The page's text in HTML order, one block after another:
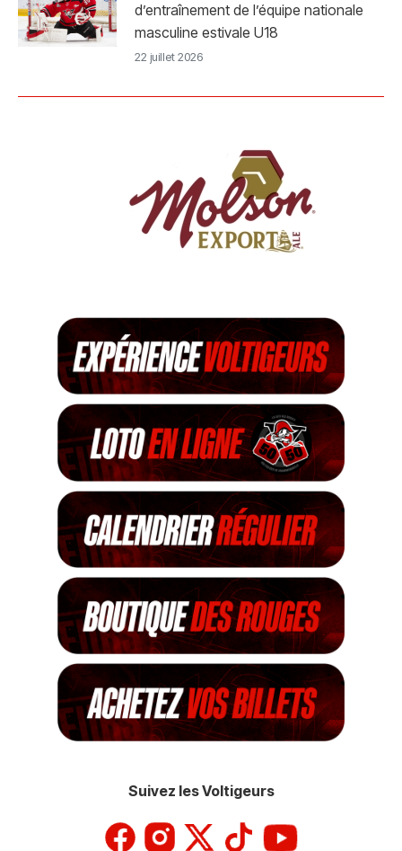
d’entraînement de l’équipe nationale
masculine estivale U18
22 juillet 2026
Suivez les Voltigeurs